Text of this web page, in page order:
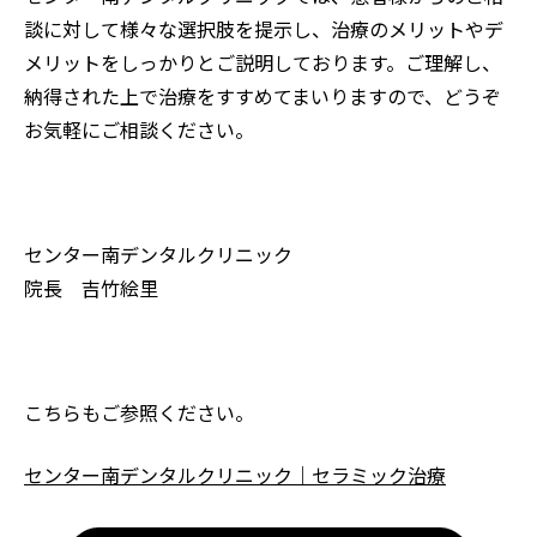
談に対して様々な選択肢を提示し、治療のメリットやデ
メリットをしっかりとご説明しております。ご理解し、
納得された上で治療をすすめてまいりますので、どうぞ
お気軽にご相談ください。
センター南デンタルクリニック
院長 吉竹絵里
こちらもご参照ください。
センター南デンタルクリニック｜セラミック治療